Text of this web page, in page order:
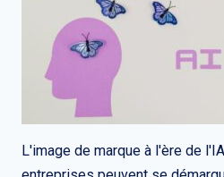
L'image de marque à l'ère de